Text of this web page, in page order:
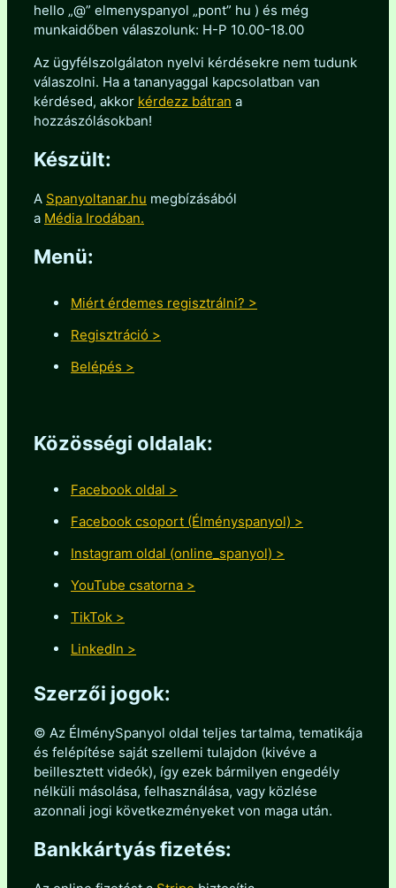
hello „@” elmenyspanyol „pont” hu ) és még
munkaidőben válaszolunk: H-P 10.00-18.00
Az ügyfélszolgálaton nyelvi kérdésekre nem tudunk
válaszolni. Ha a tananyaggal kapcsolatban van
kérdésed, akkor kérdezz bátran a
hozzászólásokban!
Készült:
A Spanyoltanar.hu megbízásából
a Média Irodában.
Menü:
Miért érdemes regisztrálni? >
Regisztráció >
Belépés >
Közösségi oldalak:
Facebook oldal >
Facebook csoport (Élményspanyol) >
Instagram oldal (online_spanyol) >
YouTube csatorna >
TikTok >
LinkedIn >
Szerzői jogok:
© Az ÉlménySpanyol oldal teljes tartalma, tematikája
és felépítése saját szellemi tulajdon (kivéve a
beillesztett videók), így ezek bármilyen engedély
nélküli másolása, felhasználása, vagy közlése
azonnali jogi következményeket von maga után.
Bankkártyás fizetés: